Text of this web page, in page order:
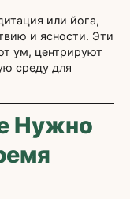
или йога,
и ясности. Эти
ум, центрируют
среду для
Нужно